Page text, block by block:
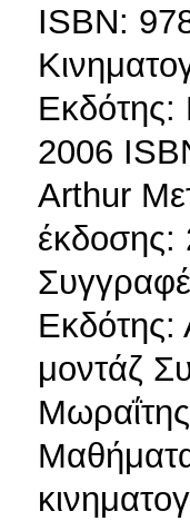
ISBN:
Εκδότης:
2006
Arthur
έκδοσης:
Εκδότης:
μοντάζ